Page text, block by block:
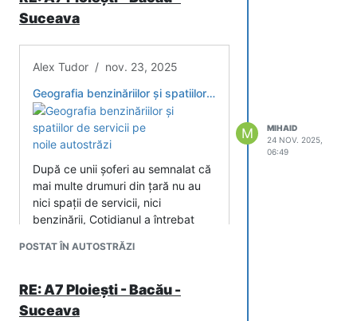
Suceava
Alex Tudor / nov. 23, 2025
Geografia benzinăriilor și spatiilor de servicii pe noile autostrăzi
După ce unii șoferi au semnalat că
mai multe drumuri din țară nu au
nici spații de servicii, nici
benzinării, Cotidianul a întrebat
CNAIR transmite că „în cel mai scurt
timp” vor fi lansate licitațiile pentru
POSTAT ÎN AUTOSTRĂZI
M
MIHAID
24 NOV. 2025,
06:49
RE: A7 Ploiești - Bacău -
Suceava